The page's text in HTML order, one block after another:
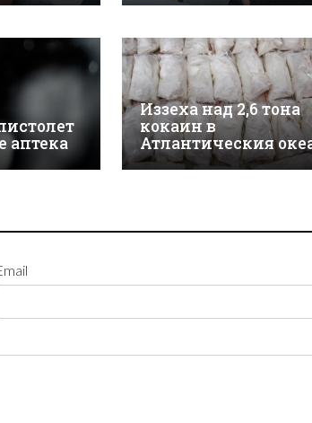
аптека
Иззеха над 2,6 тона
кокаин в
Атлантическия